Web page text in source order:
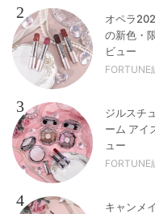
2
オペラ
の新色・
ビュー
FORTUNE
3
ジルスチ
ーム アイ
ュー
FORTUNE
4
キャンメ